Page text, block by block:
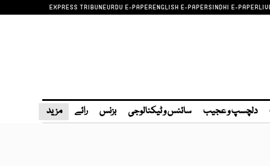
EXPRESS TRIBUNEURDU E-PAPERENGLISH E-PAPERSINDHI E-PAPER
دلچسپ و عجیب سائنس و ٹیکنالوجی بزنس رائے مزید